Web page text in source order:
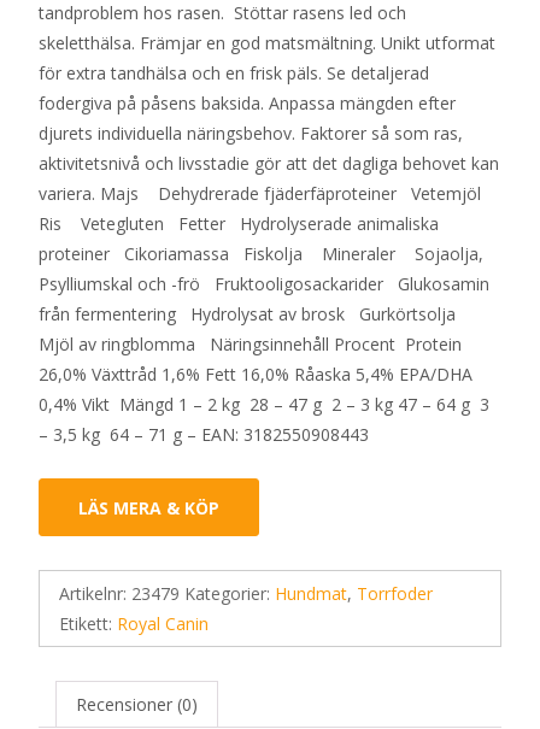
tandproblem hos rasen. Stöttar rasens led och
skeletthälsa. Främjar en god matsmältning. Unikt utformat
för extra tandhälsa och en frisk päls. Se detaljerad
fodergiva på påsens baksida. Anpassa mängden efter
djurets individuella näringsbehov. Faktorer så som ras,
aktivitetsnivå och livsstadie gör att det dagliga behovet kan
variera. Majs Dehydrerade fjäderfäproteiner Vetemjöl
Ris Vetegluten Fetter Hydrolyserade animaliska
proteiner Cikoriamassa Fiskolja Mineraler Sojaolja,
Psylliumskal och -frö Fruktooligosackarider Glukosamin
från fermentering Hydrolysat av brosk Gurkörtsolja
Mjöl av ringblomma Näringsinnehåll Procent Protein
26,0% Växttråd 1,6% Fett 16,0% Råaska 5,4% EPA/DHA
0,4% Vikt Mängd 1 – 2 kg 28 – 47 g 2 – 3 kg 47 – 64 g 3
– 3,5 kg 64 – 71 g – EAN: 3182550908443
LÄS MERA & KÖP
Artikelnr: 23479 Kategorier: Hundmat, Torrfoder
Etikett: Royal Canin
Recensioner (0)